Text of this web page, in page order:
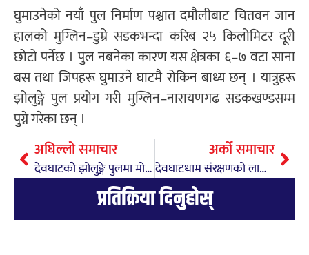
घुमाउनेको नयाँ पुल निर्माण पश्चात दमौलीबाट चितवन जान
हालको मुग्लिन–डुम्रे सडकभन्दा करिब २५ किलोमिटर दूरी
छोटो पर्नेछ । पुल नबनेका कारण यस क्षेत्रका ६–७ वटा साना
बस तथा जिपहरू घुमाउने घाटमै रोकिन बाध्य छन् । यात्रुहरू
झोलुङ्गे पुल प्रयोग गरी मुग्लिन–नारायणगढ सडकखण्डसम्म
पुग्ने गरेका छन् ।
अघिल्लो समाचार
देवघाटकोे झोलुङ्गे पुलमा मोटरसाईकल रोक्न स्थायी अवरोध
अर्को समाचार
देवघाटधाम संरक्षणको लागि चार करोड विनियोजन
प्रतिक्रिया दिनुहोस्